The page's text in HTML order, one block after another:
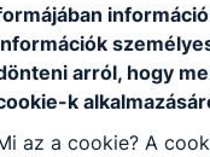
arról, hogy
k
az a cookie? A